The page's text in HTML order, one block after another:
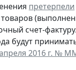
претерпели
счет-
будут
2016 г. №